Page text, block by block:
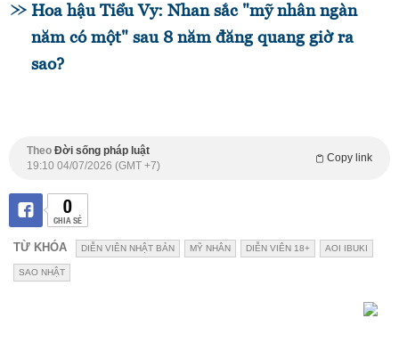
Hoa hậu Tiểu Vy: Nhan sắc "mỹ nhân ngàn
năm có một" sau 8 năm đăng quang giờ ra
sao?
Theo Đời sống pháp luật
Copy link
19:10 04/07/2026 (GMT +7)
0
CHIA SẺ
TỪ KHÓA DIỄN VIÊN NHẬT BẢN MỸ NHÂN DIỄN VIÊN 18+ AOI IBUKI
SAO NHẬT